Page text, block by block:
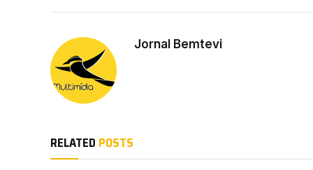
Jornal Bemtevi
RELATED POSTS